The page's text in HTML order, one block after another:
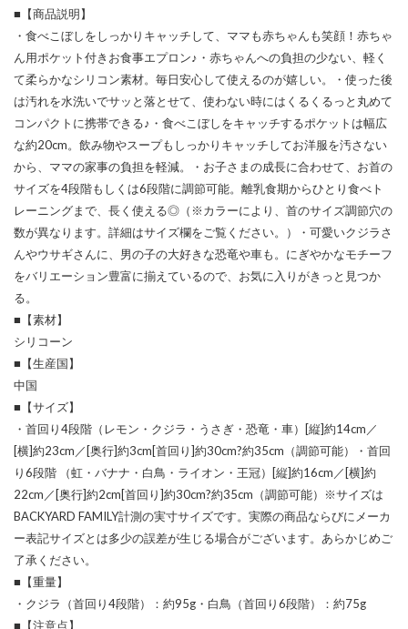
■【商品説明】
・食べこぼしをしっかりキャッチして、ママも赤ちゃんも笑顔！赤ちゃ
ん用ポケット付きお食事エプロン♪・赤ちゃんへの負担の少ない、軽く
て柔らかなシリコン素材。毎日安心して使えるのが嬉しい。・使った後
は汚れを水洗いでサッと落とせて、使わない時にはくるくるっと丸めて
コンパクトに携帯できる♪・食べこぼしをキャッチするポケットは幅広
な約20cm。飲み物やスープもしっかりキャッチしてお洋服を汚さない
から、ママの家事の負担を軽減。・お子さまの成長に合わせて、お首の
サイズを4段階もしくは6段階に調節可能。離乳食期からひとり食べト
レーニングまで、長く使える◎（※カラーにより、首のサイズ調節穴の
数が異なります。詳細はサイズ欄をご覧ください。）・可愛いクジラさ
んやウサギさんに、男の子の大好きな恐竜や車も。にぎやかなモチーフ
をバリエーション豊富に揃えているので、お気に入りがきっと見つか
る。
■【素材】
シリコーン
■【生産国】
中国
■【サイズ】
・首回り4段階（レモン・クジラ・うさぎ・恐竜・車）[縦]約14cm／
[横]約23cm／[奥行]約3cm[首回り]約30cm?約35cm（調節可能）・首回
り6段階 （虹・バナナ・白鳥・ライオン・王冠）[縦]約16cm／[横]約
22cm／[奥行]約2cm[首回り]約30cm?約35cm（調節可能）※サイズは
BACKYARD FAMILY計測の実寸サイズです。実際の商品ならびにメーカ
ー表記サイズとは多少の誤差が生じる場合がございます。あらかじめご
了承ください。
■【重量】
・クジラ（首回り4段階）：約95g・白鳥（首回り6段階）：約75g
■【注意点】